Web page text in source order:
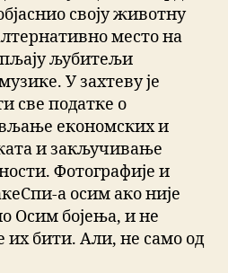
своју животну
место на
љубитељи
У захтеву је
све податке о
економских и
и закључивање
Фотографије и
а осим ако није
Осим бојења, и не
их бити. Али, не само од